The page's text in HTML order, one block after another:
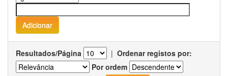
Resultados/Página | Ordenar registos por:
Por ordem